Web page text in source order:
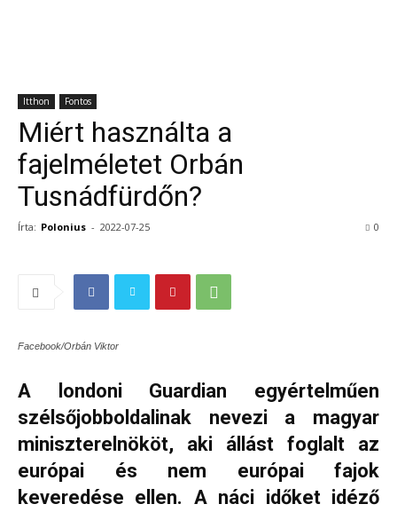
Itthon Fontos
Miért használta a
fajelméletet Orbán
Tusnádfürdőn?
Írta: Polonius - 2022-07-25 0
Facebook/Orbán Viktor
A londoni Guardian egyértelműen
szélsőjobboldalinak nevezi a magyar
miniszterelnököt, aki állást foglalt az
európai és nem európai fajok
keveredése ellen. A náci időket idéző